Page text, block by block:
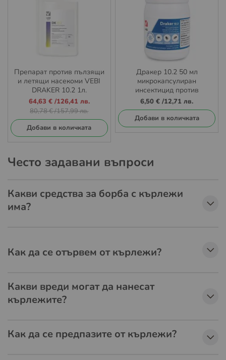
Препарат против пълзящи
и летящи насекоми VEBI
DRAKER 10.2 1л.
Промо
цена
64,63 €/126,41 лв.
80,78 €/157,99 лв.
Добави в количката
Дракер 10.2 50 мл
микрокапсулиран
инсектицид против
хлебарки, мравки, комари,
мухи, бълхи и кърлежи
6,50 € /12,71 лв.
Добави в количката
Често задавани въпроси
Какви средства за борба с кърлежи
има?
Как да се отървем от кърлежи?
Какви вреди могат да нанесат
кърлежите?
Как да се предпазите от кърлежи?